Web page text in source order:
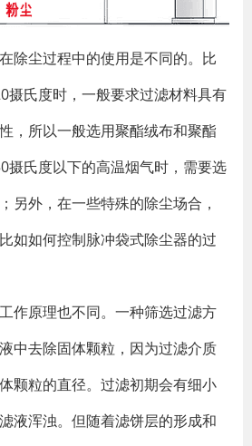
除尘过程中的使用是不同的。比
摄氏度时，一般要求过滤材料具有
，所以一般选用聚酯绒布和聚酯
摄氏度以下的高温烟气时，需要选
另外，在一些特殊的除尘场合，
如如何控制脉冲袋式除尘器的过
作原理也不同。一种筛选过滤方
中去除固体颗粒，因为过滤介质
颗粒的直径。过滤初期会有细小
液浑浊。但随着滤饼层的形成和